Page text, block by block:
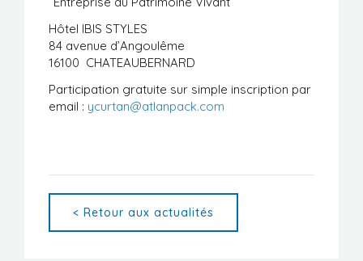
Hôtel IBIS STYLES
84 avenue d’Angoulême
16100 CHATEAUBERNARD
Participation gratuite sur simple inscription par
email : ycurtan@atlanpack.com
< Retour aux actualités